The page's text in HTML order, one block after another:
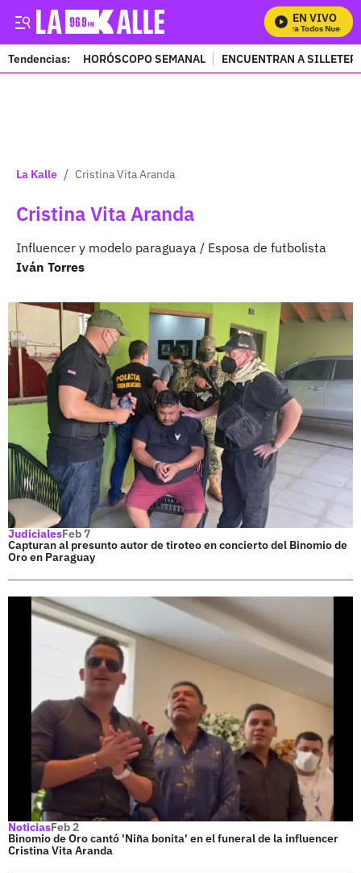
EN VIVO
Mira Todos Nuestros
Tendencias: HORÓSCOPO SEMANAL ENCUENTRAN A
La Kalle / Cristina Vita Aranda
Cristina Vita Aranda
Influencer y modelo paraguaya / Esposa de futbolista
Iván Torres
JudicialesFeb 7
Capturan al presunto autor de tiroteo en concierto del Binomio de
Oro en Paraguay
NoticiasFeb 2
Binomio de Oro cantó 'Niña bonita' en el funeral de la influencer
Cristina Vita Aranda